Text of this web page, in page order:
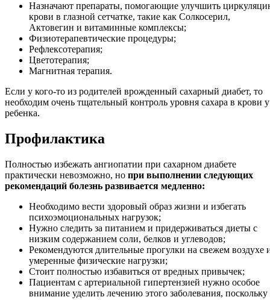
Назначают препараты, помогающие улучшить
крови в глазной сетчатке, такие как Солкосерил,
Актовегин и витаминные комплексы;
Физиотерапевтические процедуры;
Рефлексотерапия;
Цветотерапия;
Магнитная терапия.
Если у кого-то из родителей врожденный сахарный диабет, то
необходим очень тщательный контроль уровня сахара в крови у
ребенка.
Профилактика
Полностью избежать ангиопатии при сахарном диабете
практически невозможно, но при выполнении следующих
рекомендаций болезнь развивается медленно:
Необходимо вести здоровый образ жизни и избегать
психоэмоциональных нагрузок;
Нужно следить за питанием и придерживаться диеты с
низким содержанием соли, белков и углеводов;
Рекомендуются длительные прогулки на свежем воздухе
умеренные физические нагрузки;
Стоит полностью избавиться от вредных привычек;
Пациентам с артериальной гипертензией нужно особое
внимание уделить лечению этого заболевания, поскольку